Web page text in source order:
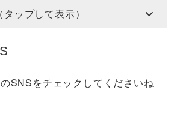
ップして表示）
SNSをチェックしてくださいね